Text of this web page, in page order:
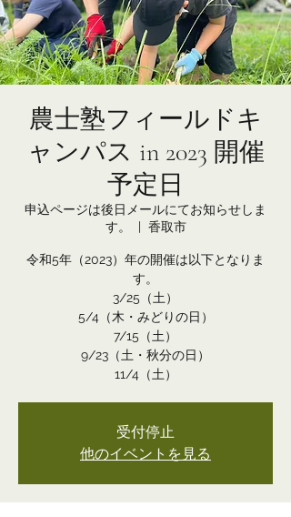
農士塾フィールドキ
ャンパス in 2023 開催
予定日
申込ページは後日メールにてお知らせしま
す。
  |
香取市
令和5年（2023）年の開催は以下となりま
す。
3/25（土）
5/4（木・みどりの日）
7/15（土）
9/23（土・秋分の日）
11/4（土）
受付停止
他のイベントを見る